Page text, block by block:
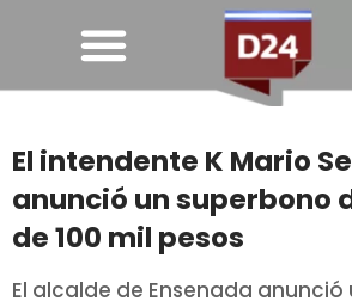
El intendente K Mario
anunció un superbono
de 100 mil pesos
El alcalde de Ensenada anunció